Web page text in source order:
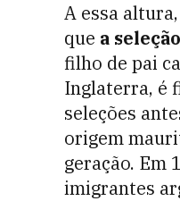
A essa
que a
filho de pai
Inglaterra, é
seleções
origem
geração. Em
imigrantes